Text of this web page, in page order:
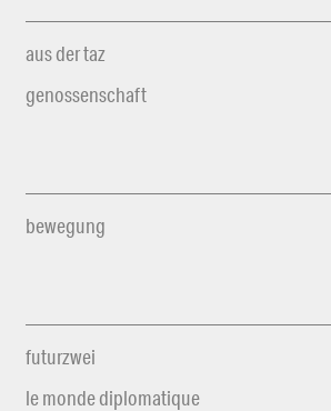
aus der taz
genossenschaft
bewegung
futurzwei
le monde diplomatique